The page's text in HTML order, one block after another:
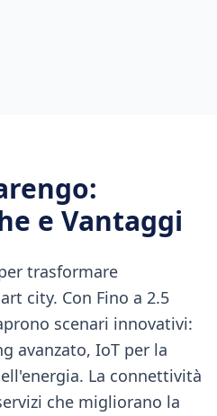
:
e Vantaggi
trasformare
city. Con Fino a 2.5
scenari innovativi:
avanzato, IoT per la
La connettività
che migliorano la